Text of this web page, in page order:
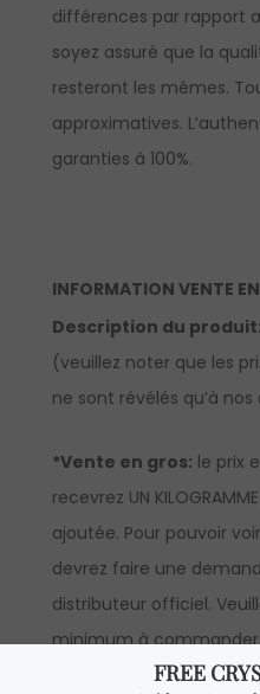
différences par rapport
soyez assuré que la
resteront les mêmes.
approximatives.
garanties à 100%.
INFORMATION VENTE
Description du produit:
(veuillez noter que les
ne sont révélés qu’à
*Vente en gros: le prix
recevrez UN
ajoutée. Pour pouvoir
devrez faire une
distributeur officiel.
minimum à
cet article est d’un